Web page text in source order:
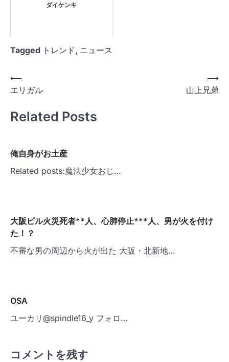
ダイケンキ
Tagged トレンド, ニュース
投
稿
ナ
ー
シ
⟵
エリガル
山上兄弟
⟶
Related Posts
俺自身がお土産
Related posts:魔法少女おじ…
大阪ビル火災死者**人、心肺停止***人、男が火を付け
た！？
不審な男の周辺から火が出た 大阪・北新地…
OSA
ユーカリ@spindle16_y フォロ…
コメントを残す